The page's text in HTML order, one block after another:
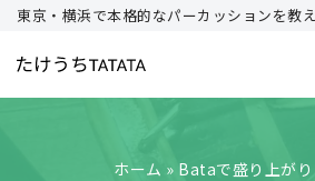
コ
ン
東京・横浜で本格的なパーカッションを教
ホーム » Bataで盛り上が